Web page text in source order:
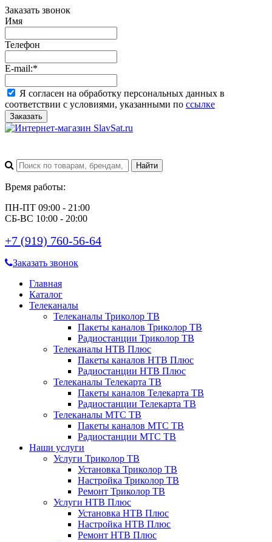
Заказать звонок
Имя
Телефон
E-mail:*
Я согласен на обработку персональных данных в
соответствии с условиями, указанными по ссылке
Заказать
Время работы:
ПН-ПТ 09:00 - 21:00
СБ-ВС 10:00 - 20:00
+7 (919) 760-56-64
Заказать звонок
Главная
Каталог
Телеканалы
Телеканалы Триколор ТВ
Пакеты каналов Триколор ТВ
Радиостанции Триколор ТВ
Телеканалы НТВ Плюс
Пакеты каналов НТВ Плюс
Радиостанции НТВ Плюс
Телеканалы Телекарта ТВ
Пакеты каналов Телекарта ТВ
Радиостанции Телекарта ТВ
Телеканалы МТС ТВ
Пакеты каналов МТС ТВ
Радиостанции МТС ТВ
Наши услуги
Услуги Триколор ТВ
Установка Триколор ТВ
Настройка Триколор ТВ
Ремонт Триколор ТВ
Услуги НТВ Плюс
Установка НТВ Плюс
Настройка НТВ Плюс
Ремонт НТВ Плюс